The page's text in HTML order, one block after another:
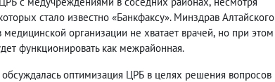
стало известно «Банкфаксу». Минздрав Алтайского
медицинской организации не хватает врачей, но при этом
функционировать как межрайонная.
оптимизация ЦРБ в целях решения вопросов